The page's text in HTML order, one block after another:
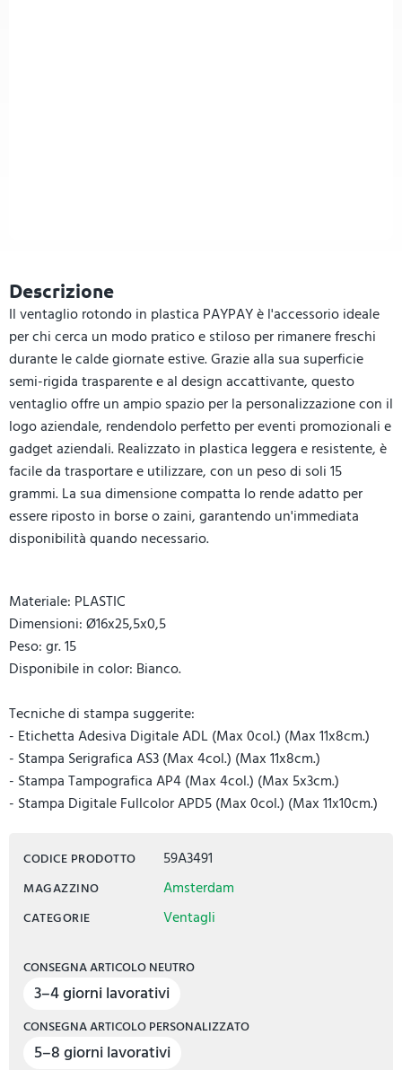
Descrizione
Il ventaglio rotondo in plastica PAYPAY è l'accessorio ideale
per chi cerca un modo pratico e stiloso per rimanere freschi
durante le calde giornate estive. Grazie alla sua superficie
semi-rigida trasparente e al design accattivante, questo
ventaglio offre un ampio spazio per la personalizzazione con il
logo aziendale, rendendolo perfetto per eventi promozionali e
gadget aziendali. Realizzato in plastica leggera e resistente, è
facile da trasportare e utilizzare, con un peso di soli 15
grammi. La sua dimensione compatta lo rende adatto per
essere riposto in borse o zaini, garantendo un'immediata
disponibilità quando necessario.
Materiale: PLASTIC
Dimensioni: Ø16x25,5x0,5
Peso: gr. 15
Disponibile in color: Bianco.
Tecniche di stampa suggerite:
- Etichetta Adesiva Digitale ADL (Max 0col.) (Max 11x8cm.)
- Stampa Serigrafica AS3 (Max 4col.) (Max 11x8cm.)
- Stampa Tampografica AP4 (Max 4col.) (Max 5x3cm.)
- Stampa Digitale Fullcolor APD5 (Max 0col.) (Max 11x10cm.)
CODICE PRODOTTO 59A3491
MAGAZZINO Amsterdam
CATEGORIE Ventagli
CONSEGNA ARTICOLO NEUTRO
3–4 giorni lavorativi
CONSEGNA ARTICOLO PERSONALIZZATO
5–8 giorni lavorativi